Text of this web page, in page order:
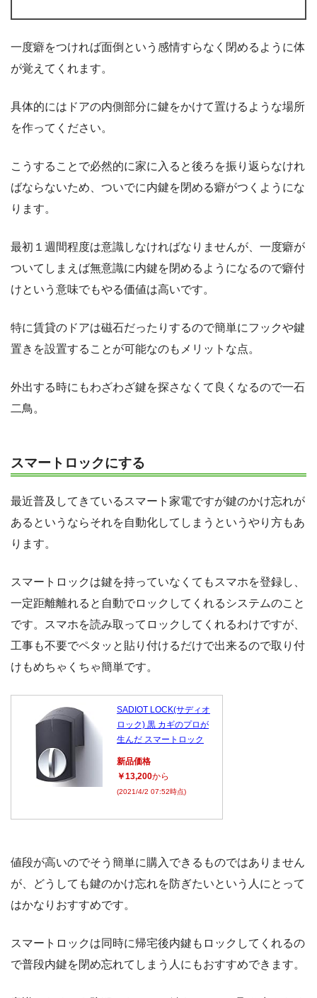
一度癖をつければ面倒という感情すらなく閉めるように体
が覚えてくれます。
具体的にはドアの内側部分に鍵をかけて置けるような場所
を作ってください。
こうすることで必然的に家に入ると後ろを振り返らなけれ
ばならないため、ついでに内鍵を閉める癖がつくようにな
ります。
最初１週間程度は意識しなければなりませんが、一度癖が
ついてしまえば無意識に内鍵を閉めるようになるので癖付
けという意味でもやる価値は高いです。
特に賃貸のドアは磁石だったりするので簡単にフックや鍵
置きを設置することが可能なのもメリットな点。
外出する時にもわざわざ鍵を探さなくて良くなるので一石
二鳥。
スマートロックにする
最近普及してきているスマート家電ですが鍵のかけ忘れが
あるというならそれを自動化してしまうというやり方もあ
ります。
スマートロックは鍵を持っていなくてもスマホを登録し、
一定距離離れると自動でロックしてくれるシステムのこと
です。スマホを読み取ってロックしてくれるわけですが、
工事も不要でペタッと貼り付けるだけで出来るので取り付
けもめちゃくちゃ簡単です。
SADIOT LOCK(サディオ
ロック) 黒 カギのプロが
生んだ スマートロック
新品価格
￥13,200から
(2021/4/2 07:52時点)
値段が高いのでそう簡単に購入できるものではありません
が、どうしても鍵のかけ忘れを防ぎたいという人にとって
はかなりおすすめです。
スマートロックは同時に帰宅後内鍵もロックしてくれるの
で普段内鍵を閉め忘れてしまう人にもおすすめできます。